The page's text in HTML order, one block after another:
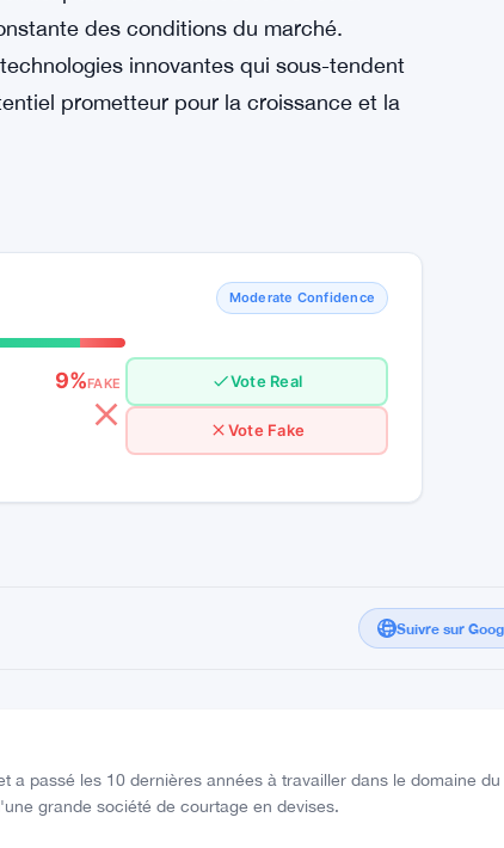
des conditions du marché.
innovantes qui sous-tendent
prometteur pour la croissance et la
Moderate Confidence
9%FAKE Vote Real
Vote Fake
Suivre sur
passé les 10 dernières années à travailler dans le domaine du
grande société de courtage en devises.